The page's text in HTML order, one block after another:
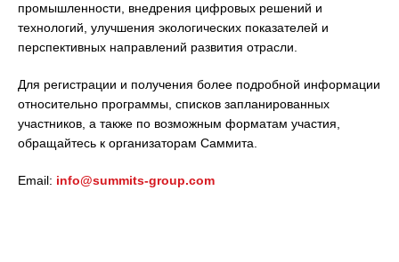
промышленности, внедрения цифровых решений и
технологий, улучшения экологических показателей и
перспективных направлений развития отрасли.
Для регистрации и получения более подробной информации
относительно программы, списков запланированных
участников, а также по возможным форматам участия,
обращайтесь к организаторам Саммита.
Email: info@summits-group.com